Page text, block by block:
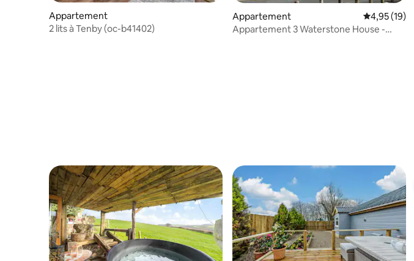
Appartement
2 lits à Tenby (oc-b41402)
Appartement Évaluation
4,95 (19)
Appartement 3 Waterstone House -